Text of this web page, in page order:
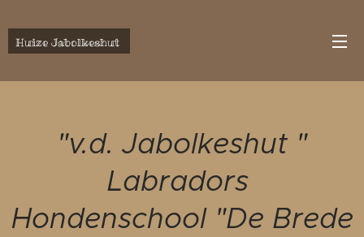
Huize Jabolkeshut
"v.d. Jabolkeshut "
Labradors
Hondenschool "De Brede